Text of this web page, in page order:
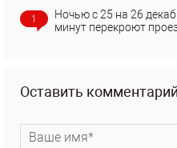
1
Ночью с 25 на 26
минут перекроют
Оставить комментарий